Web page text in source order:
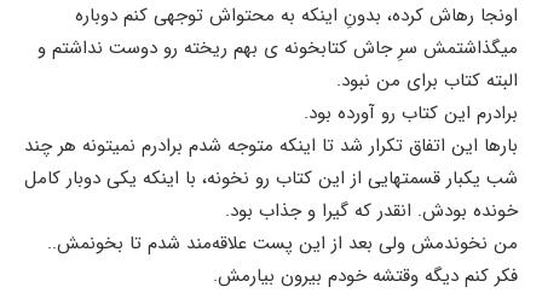
اونجا رهاش کرده، بدونِ اینکه به محتواش توجهی کنم دوباره
میگذاشتمش سرِ جاش کتابخونه ی بهم ریخته رو دوست نداشتم و
البته کتاب برای من نبود.
برادرم این کتاب رو آورده بود.
بارها این اتفاق تکرار شد تا اینکه متوجه شدم برادرم نمیتونه هر چند
شب یکبار قسمتهایی از این کتاب رو نخونه، با اینکه یکی دوبار کامل
خونده بودش. انقدر که گیرا و جذاب بود.
من نخوندمش ولی بعد از این پست علاقه‌مند شدم تا بخونمش..
فکر کنم دیگه وقتشه خودم بیرون بیارمش.